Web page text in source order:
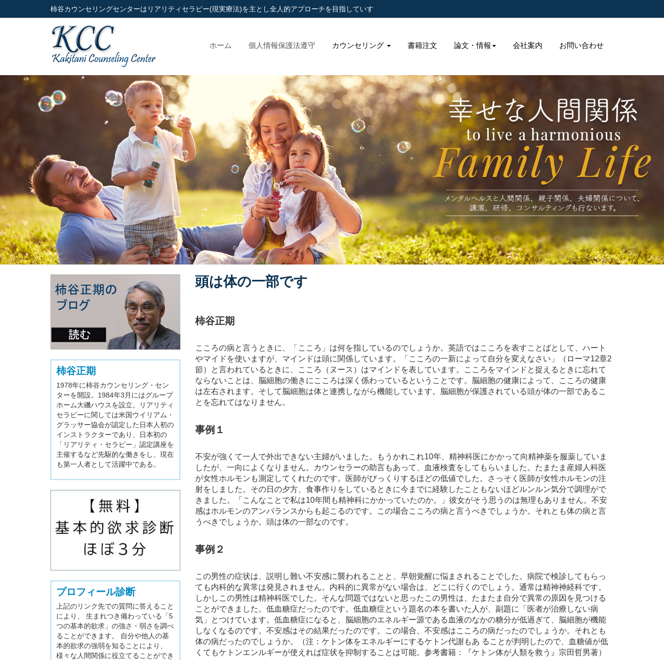
柿谷カウンセリングセンターはリアリティセラピー(現実療法)を主とし全人的アプローチを目指していす
ホーム 個人情報保護法遵守 カウンセリング 書籍注文 論文・情報 会社案内 お問い合わせ
頭は体の一部です
柿谷正期
こころの病と言うときに、「こころ」は何を指しているのでしょうか。英語ではこころを表すことばとして、ハート
やマイドを使いますが、マインドは頭に関係しています。「こころの一新によって自分を変えなさい」（ローマ12章2
節）と言われているときに、こころ（ヌース）はマインドを表しています。こころをマインドと捉えるときに忘れて
ならないことは、脳細胞の働きにこころは深く係わっているということです。脳細胞の健康によって、こころの健康
は左右されます。そして脳細胞は体と連携しながら機能しています。脳細胞が保護されている頭が体の一部であるこ
とを忘れてはなりません。
事例１
不安が強くて一人で外出できない主婦がいました。もうかれこれ10年、精神科医にかかって向精神薬を服薬していま
したが、一向によくなりません。カウンセラーの助言もあって、血液検査をしてもらいました。たまたま産婦人科医
が女性ホルモンも測定してくれたのです。医師がびっくりするほどの低値でした。さっそく医師が女性ホルモンの注
射をしました。その日の夕方、食事作りをしているときに今までに経験したこともないほどルンルン気分で調理がで
きました。「こんなことで私は10年間も精神科にかかっていたのか。」彼女がそう思うのは無理もありません。不安
感はホルモンのアンバランスからも起こるのです。この場合こころの病と言うべきでしょうか。それとも体の病と言
うべきでしょうか。頭は体の一部なのです。
事例２
この男性の症状は、説明し難い不安感に襲われることと、早朝覚醒に悩まされることでした。病院で検診してもらっ
ても内科的な異常は発見されません。内科的に異常がない場合は、どこに行くのでしょう。通常は精神神経科です。
しかしこの男性は精神科医でした。そんな問題ではないと思ったこの男性は、たまたま自分で異常の原因を見つける
ことができました。低血糖症だったのです。低血糖症という題名の本を書いた人が、副題に「医者が治療しない病
気」とつけています。低血糖症になると、脳細胞のエネルギー源である血液のなかの糖分が低過ぎて、脳細胞が機能
しなくなるのです。不安感はその結果だったのです。この場合、不安感はこころの病だったのでしょうか。それとも
体の病だったのでしょうか。（注：ケトン体をエネルギーにするケトン代謝もあ ることが判明したので、血糖値が低
くてもケトンエンルギーが使えれば症状を抑制することは可能。参考書籍：『ケトン体が人類を救う』宗田哲男著）
柿谷正期
1978年に柿谷カウンセリング・セン
ターを開設。1984年3月にはグループ
ホーム大磯ハウスを設立。リアリティ
セラピーに関しては米国ウイリアム・
グラッサー協会が認定した日本人初の
インストラクターであり、日本初の
「リアリティ・セラピー」認定講座を
主催するなど先駆的な働きをし、現在
も第一人者として活躍中である。
プロフィール診断
上記のリンク先での質問に答えること
により、 生まれつき備わっている「5
つの基本的欲求」の強さ・弱さを調べ
ることができます。 自分や他人の基
本的欲求の強弱を知ることにより、
様々な人間関係に役立てることができ